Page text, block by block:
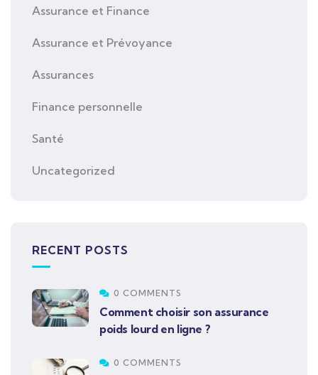
Assurance et Finance
Assurance et Prévoyance
Assurances
Finance personnelle
Santé
Uncategorized
RECENT POSTS
0 COMMENTS
Comment choisir son assurance
poids lourd en ligne ?
0 COMMENTS